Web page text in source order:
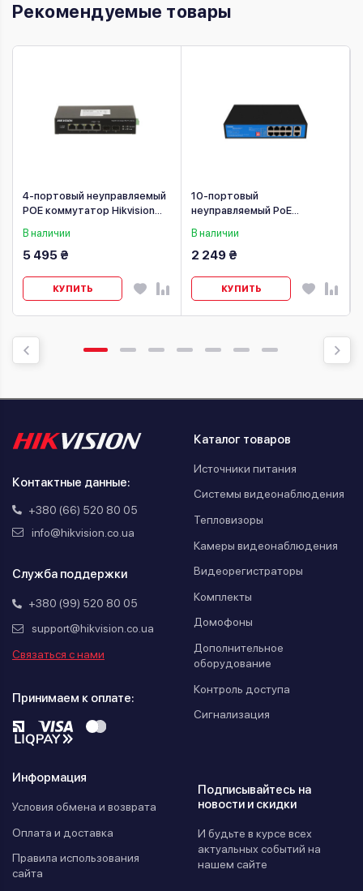
Рекомендуемые товары
4-портовый неуправляемый
POE коммутатор Hikvision
В наличии
5 495 ₴
КУПИТЬ
10-портовый
неуправляемый PoE
S1910CF-AP
В наличии
2 249 ₴
КУПИТЬ
Контактные данные:
+380 (66) 520 80 05
info@hikvision.co.ua
Служба поддержки
+380 (99) 520 80 05
support@hikvision.co.ua
Связаться с нами
Принимаем к оплате:
Каталог товаров
Источники питания
Системы видеонаблюдения
Тепловизоры
Камеры видеонаблюдения
Видеорегистраторы
Комплекты
Домофоны
Дополнительное
оборудование
Контроль доступа
Сигнализация
Информация
Условия обмена и возврата
Оплата и доставка
Правила использования
сайта
Подписывайтесь на
новости и скидки
И будьте в курсе всех
актуальных событий на
нашем сайте